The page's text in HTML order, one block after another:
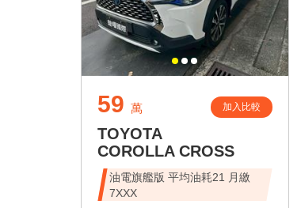
59 萬 加入比較
TOYOTA
COROLLA CROSS
油電旗艦版 平均油耗21 月繳
7XXX